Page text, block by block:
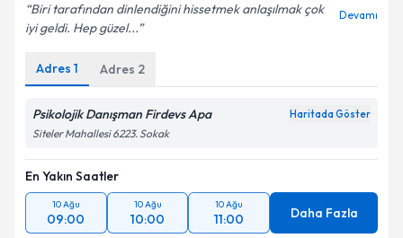
Biri tarafından dinlendiğini hissetmek anlaşılmak çok
iyi geldi. Hep güzel...
Devamı
Adres 1 Adres 2
Psikolojik Danışman Firdevs Apa Haritada Göster
Siteler Mahallesi 6223. Sokak
En Yakın Saatler
10 Ağu
09:00
10 Ağu
10:00
10 Ağu
11:00 Daha Fazla